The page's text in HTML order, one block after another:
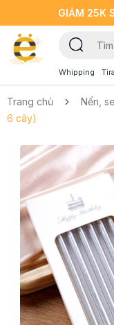
GIẢM 25K
Whipping
Trang chủ Nến,
6 cây)